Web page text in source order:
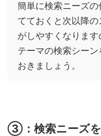
簡単に検索ニーズ
てておくと次以降
がしやすくなりま
テーマの検索シー
おきましょう。
③：検索ニーズ